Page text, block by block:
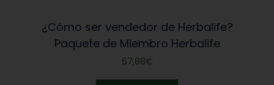
¿Cómo ser vendedor de Herbalife?
Paquete de Miembro Herbalife
67,88€